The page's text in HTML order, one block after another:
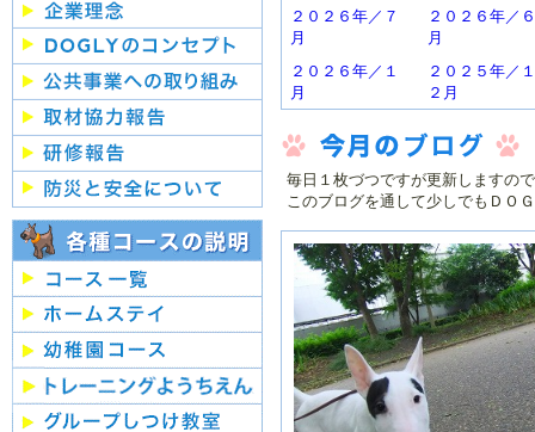
２０２６年／７
月
２０２６年／６
月
２０２６年／１
月
２０２５年／１
２月
月
月
２０２５年／１
月
２０２４年／１
２月
２０２４年／７
月
２０２４年／６
月
２０２４年／１
２０２３年／１
２月
２０２３年／７
月
２０２３年／６
月
２０２３年／１
月
２０２２年／１
２月
毎日１枚づつですが更新しますの
このブログを通して少しでもＤＯ